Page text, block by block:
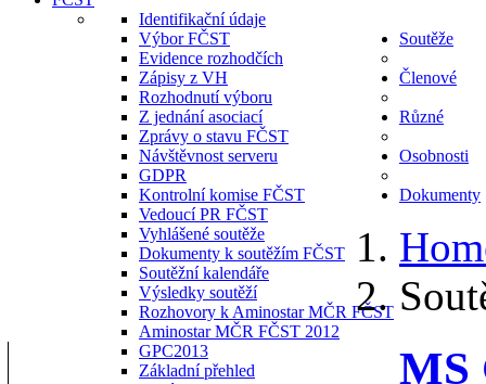
Identifikační údaje
Výbor FČST
Evidence rozhodčích
Zápisy z VH
Rozhodnutí výboru
Z jednání asociací
Zprávy o stavu FČST
Návštěvnost serveru
GDPR
Kontrolní komise FČST
Vedoucí PR FČST
Soutěže
Vyhlášené soutěže
Dokumenty k soutěžím FČST
Soutěžní kalendáře
Výsledky soutěží
Rozhovory k Aminostar MČR FČST
Aminostar MČR FČST 2012
GPC2013
Členové
Základní přehled
Různé
Osobnosti
Dokumenty
MS